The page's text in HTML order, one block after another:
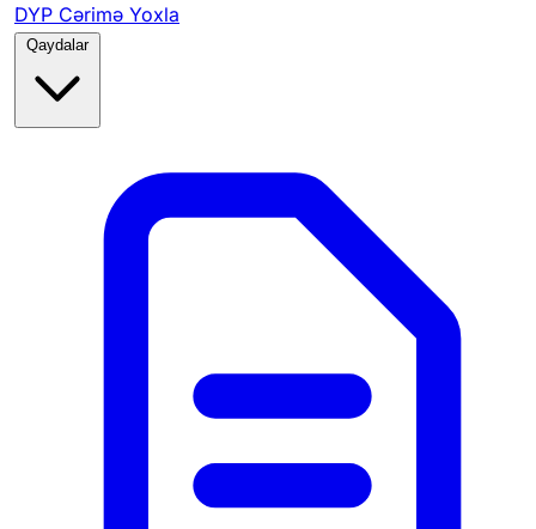
DYP Cərimə Yoxla
Qaydalar